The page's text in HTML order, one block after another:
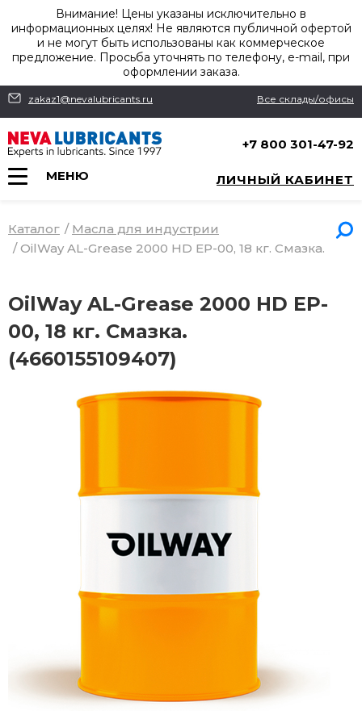
Внимание! Цены указаны исключительно в
информационных целях! Не являются публичной офертой
и не могут быть использованы как коммерческое
предложение. Просьба уточнять по телефону, e-mail, при
оформлении заказа.
zakaz1@nevalubricants.ru Все склады/офисы
+7 800 301-47-92
МЕНЮ ЛИЧНЫЙ КАБИНЕТ
Каталог / Масла для индустрии
/ OilWay AL-Grease 2000 HD EP-00, 18 кг. Смазка.
OilWay AL-Grease 2000 HD EP-
00, 18 кг. Смазка.
(4660155109407)